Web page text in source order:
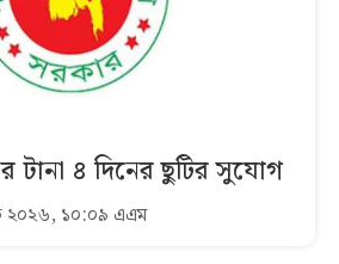
টানা ৪ দিনের ছুটির সুযোগ
১০:০৯ এএম